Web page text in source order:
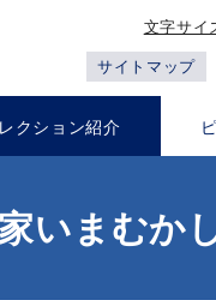
文字サイ
サイトマップ
クション紹介
いまむかし